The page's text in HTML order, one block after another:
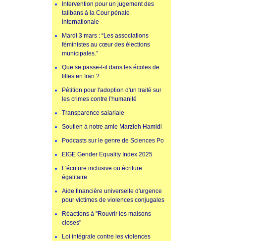
Intervention pour un jugement des
talibans à la Cour pénale
internationale
Mardi 3 mars : “Les associations
féministes au cœur des élections
municipales.”
Que se passe-t-il dans les écoles de
filles en Iran ?
Pétition pour l'adoption d'un traité sur
les crimes contre l'humanité
Transparence salariale
Soutien à notre amie Marzieh Hamidi
Podcasts sur le genre de Sciences Po
EIGE Gender Equality Index 2025
L'écriture inclusive ou écriture
égalitaire
Aide financière universelle d'urgence
pour victimes de violences conjugales
Réactions à "Rouvrir les maisons
closes"
Loi intégrale contre les violences